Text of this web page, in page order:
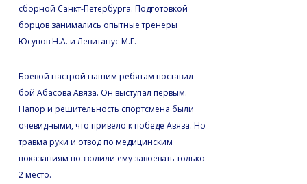
сборной Санкт-Петербурга. Подготовкой
борцов занимались опытные тренеры
Юсупов Н.А. и Левитанус М.Г.
Боевой настрой нашим ребятам поставил
бой Абасова Авяза. Он выступал первым.
Напор и решительность спортсмена были
очевидными, что привело к победе Авяза. Но
травма руки и отвод по медицинским
показаниям позволили ему завоевать только
2 место.